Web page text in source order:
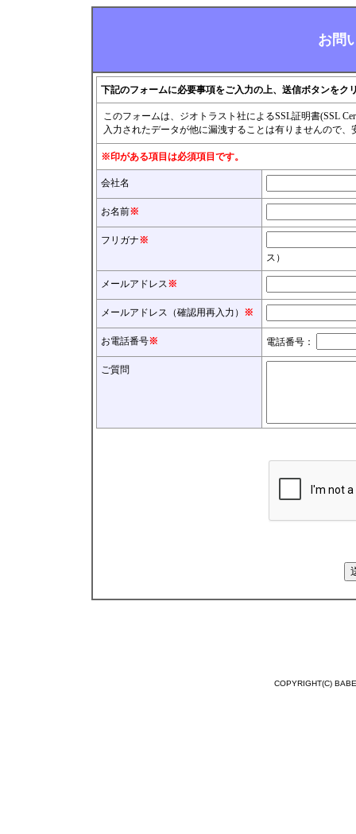
お問
下記のフォームに必要事項をご入力の上、送信ボタンをク
このフォームは、ジオトラスト社によるSSL証明書(SSL
入力されたデータが他に漏洩することは有りませんので
※印がある項目は必須項目です。
会社名
お名前※
フリガナ※
ス）
メールアドレス※
メールアドレス（確認用再入力） ※
お電話番号※ 電話番号：
ご質問
COPYRIGHT(C)